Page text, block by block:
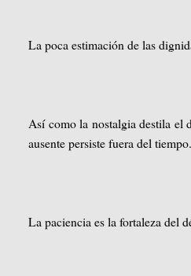
La poca estimación de las
Así como la nostalgia destila el
ausente persiste fuera del tiempo.
La paciencia es la fortaleza del